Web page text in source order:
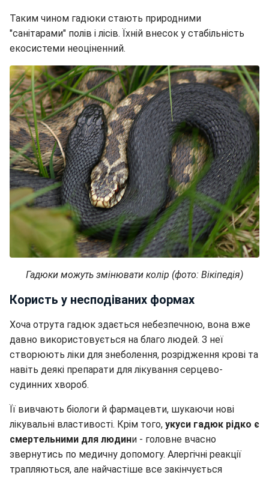
Таким чином гадюки стають природними
"санітарами" полів і лісів. Їхній внесок у стабільність
екосистеми неоціненний.
Гадюки можуть змінювати колір (фото: Вікіпедія)
Користь у несподіваних формах
Хоча отрута гадюк здається небезпечною, вона вже
давно використовується на благо людей. З неї
створюють ліки для знеболення, розрідження крові та
навіть деякі препарати для лікування серцево-
судинних хвороб.
Її вивчають біологи й фармацевти, шукаючи нові
лікувальні властивості. Крім того, укуси гадюк рідко є
смертельними для людини - головне вчасно
звернутись по медичну допомогу. Алергічні реакції
трапляються, але найчастіше все закінчується